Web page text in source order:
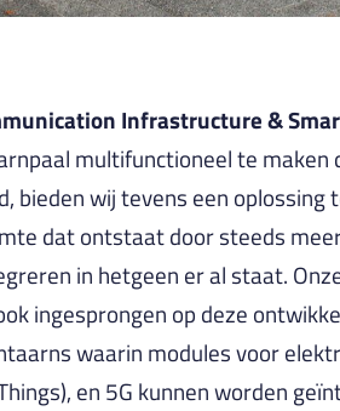
Infrastructure &
multifunctioneel te maken
bieden wij tevens een oplossing
dat ontstaat door steeds
in hetgeen er al staat.
ingesprongen op deze
waarin modules voor
en 5G kunnen worden